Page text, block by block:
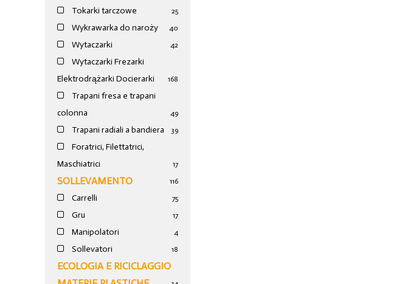
Tokarki tarczowe 25
Wykrawarka do naroży 40
Wytaczarki 42
Wytaczarki Frezarki
Elektrodrążarki Docierarki
168
Trapani fresa e trapani
colonna
49
Trapani radiali a bandiera 39
Foratrici, Filettatrici,
Maschiatrici
17
SOLLEVAMENTO 116
Carrelli 75
Gru 17
Manipolatori 4
Sollevatori 18
ECOLOGIA E RICICLAGGIO